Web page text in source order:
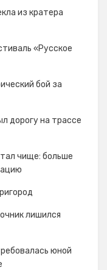
из кратера
«Русское
бой за
дорогу на трассе
чище: больше
лишился
юной